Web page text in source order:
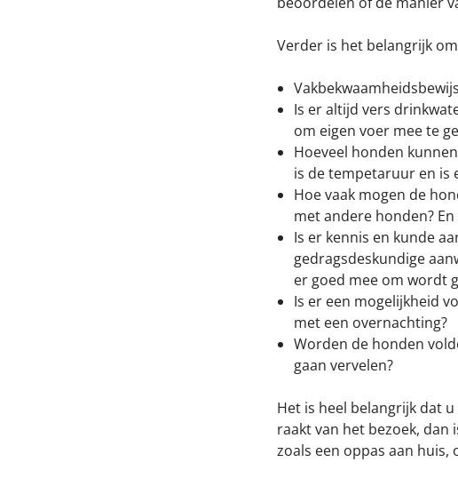
Verder is het belangrijk
Is er altijd vers
om eigen voer mee te
Hoeveel honden
is de tempetaruur en is
Hoe vaak mogen de
met andere honden?
Is er kennis en kunde
gedragsdeskundige
er goed mee om wordt
Is er een mogelijkheid
met een overnachting?
Worden de honden
gaan vervelen?
Het is heel belangrijk dat
raakt van het bezoek, dan
zoals een oppas aan